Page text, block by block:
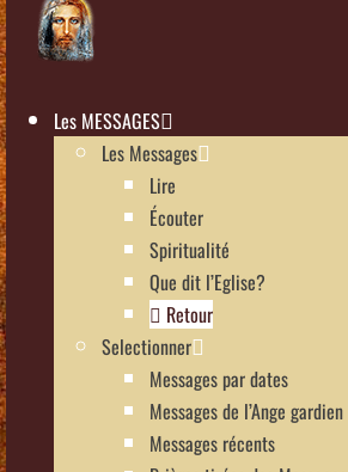
Les MESSAGES
Les Messages
Lire
Écouter
Spiritualité
Que dit l’Eglise?
Retour
Selectionner
Messages par dates
Messages de l’Ange gardien
Messages récents